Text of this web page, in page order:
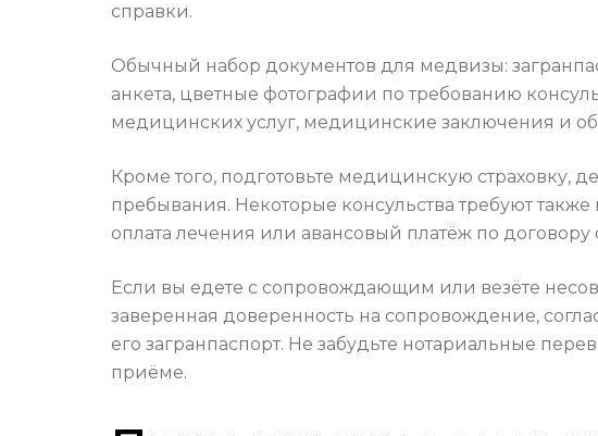
справки.
Обычный набор документов для медвизы:
анкета, цветные фотографии по требованию
медицинских услуг, медицинские заключения и
Кроме того, подготовьте медицинскую страховку,
пребывания. Некоторые консульства требуют
оплата лечения или авансовый платёж по
Если вы едете с сопровождающим или везёте
заверенная доверенность на сопровождение,
его загранпаспорт. Не забудьте нотариальные
приёме.